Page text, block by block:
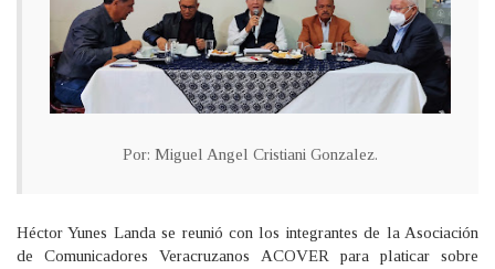
Por: Miguel Angel Cristiani Gonzalez.
Héctor Yunes Landa se reunió con los integrantes de la Asociación
de Comunicadores Veracruzanos ACOVER para platicar sobre